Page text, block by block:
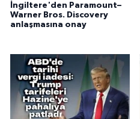
İngiltere'den Paramount–
Warner Bros. Discovery
anlaşmasına onay